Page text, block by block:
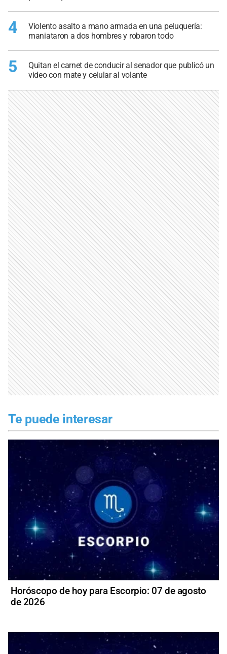
4
Violento asalto a mano armada en una peluquería:
maniataron a dos hombres y robaron todo
5
Quitan el carnet de conducir al senador que publicó un
video con mate y celular al volante
Te puede interesar
Horóscopo de hoy para Escorpio: 07 de agosto
de 2026